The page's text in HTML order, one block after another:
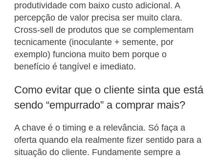
produtividade com baixo custo adicional. A
percepção de valor precisa ser muito clara.
Cross-sell de produtos que se complementam
tecnicamente (inoculante + semente, por
exemplo) funciona muito bem porque o
benefício é tangível e imediato.
Como evitar que o cliente sinta que está
sendo “empurrado” a comprar mais?
A chave é o timing e a relevância. Só faça a
oferta quando ela realmente fizer sentido para a
situação do cliente. Fundamente sempre a